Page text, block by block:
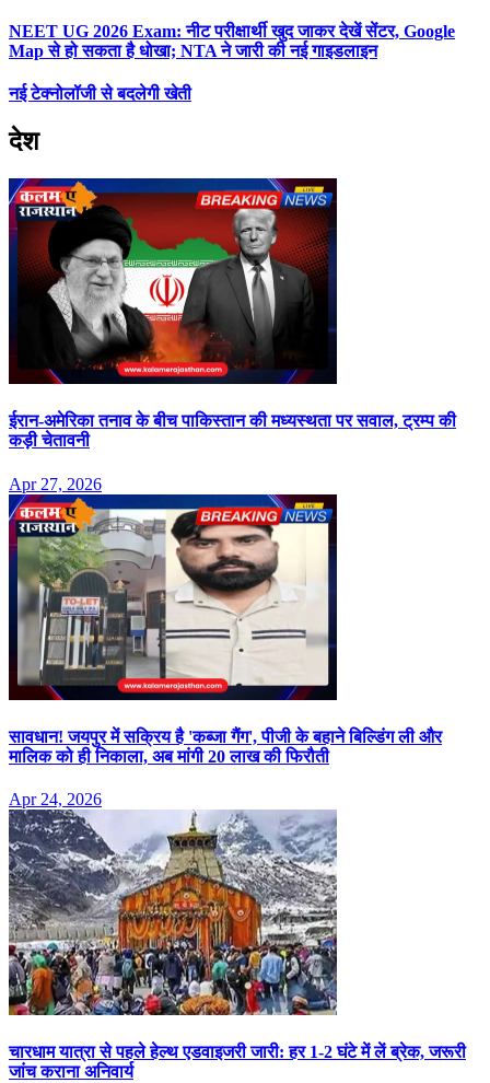
NEET UG 2026 Exam: नीट परीक्षार्थी खुद जाकर देखें सेंटर, Google
Map से हो सकता है धोखा; NTA ने जारी की नई गाइडलाइन
नई टेक्नोलॉजी से बदलेगी खेती
देश
ईरान-अमेरिका तनाव के बीच पाकिस्तान की मध्यस्थता पर सवाल, ट्रम्प की
कड़ी चेतावनी
Apr 27, 2026
सावधान! जयपुर में सक्रिय है 'कब्जा गैंग', पीजी के बहाने बिल्डिंग ली और
मालिक को ही निकाला, अब मांगी 20 लाख की फिरौती
Apr 24, 2026
चारधाम यात्रा से पहले हेल्थ एडवाइजरी जारी: हर 1-2 घंटे में लें ब्रेक, जरूरी
जांच कराना अनिवार्य